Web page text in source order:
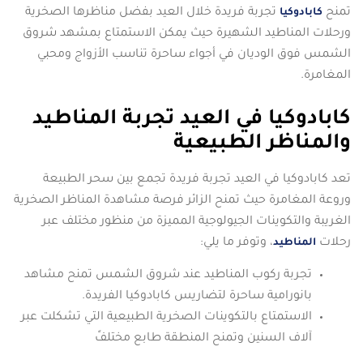
تمنح كابادوكيا تجربة فريدة خلال العيد بفضل مناظرها الصخرية
ورحلات المناطيد الشهيرة حيث يمكن الاستمتاع بمشهد شروق
الشمس فوق الوديان في أجواء ساحرة تناسب الأزواج ومحبي
المغامرة.
كابادوكيا في العيد تجربة المناطيد
والمناظر الطبيعية
تعد كابادوكيا في العيد تجربة فريدة تجمع بين سحر الطبيعة
وروعة المغامرة حيث تمنح الزائر فرصة مشاهدة المناظر الصخرية
الغريبة والتكوينات الجيولوجية المميزة من منظور مختلف عبر
رحلات المناطيد، وتوفر ما يلي:
تجربة ركوب المناطيد عند شروق الشمس تمنح مشاهد
بانورامية ساحرة لتضاريس كابادوكيا الفريدة.
الاستمتاع بالتكوينات الصخرية الطبيعية التي تشكلت عبر
آلاف السنين وتمنح المنطقة طابع مختلفً